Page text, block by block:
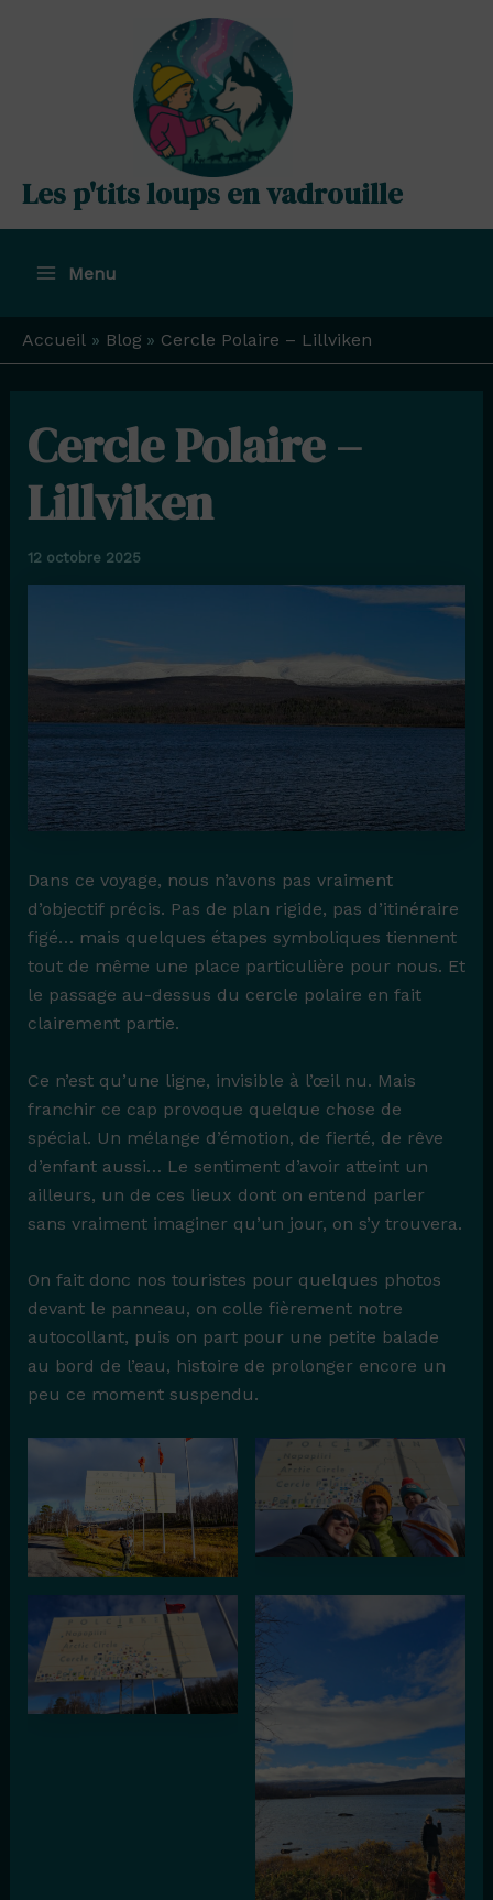
Les p'tits loups en vadrouille
Menu
Menu
Accueil Blog Cercle Polaire – Lillviken
Cercle Polaire –
Lillviken
12 octobre 2025
Dans ce voyage, nous n’avons pas vraiment
d’objectif précis. Pas de plan rigide, pas d’itinéraire
figé… mais quelques étapes symboliques tiennent
tout de même une place particulière pour nous. Et
le passage au-dessus du cercle polaire en fait
clairement partie.
Ce n’est qu’une ligne, invisible à l’œil nu. Mais
franchir ce cap provoque quelque chose de
spécial. Un mélange d’émotion, de fierté, de rêve
d’enfant aussi… Le sentiment d’avoir atteint un
ailleurs, un de ces lieux dont on entend parler
sans vraiment imaginer qu’un jour, on s’y trouvera.
On fait donc nos touristes pour quelques photos
devant le panneau, on colle fièrement notre
autocollant, puis on part pour une petite balade
au bord de l’eau, histoire de prolonger encore un
peu ce moment suspendu.